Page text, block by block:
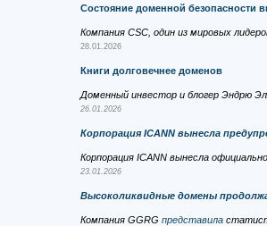
Состояние доменной безопасности
Компания CSC, один из мировых
28.01.2026
Книги долговечнее доменов
Доменный инвестор и блогер Эндрю
26.01.2026
Корпорация ICANN вынесла
Корпорация ICANN вынесла
23.01.2026
Высоколиквидные домены
Компания GGRG представила